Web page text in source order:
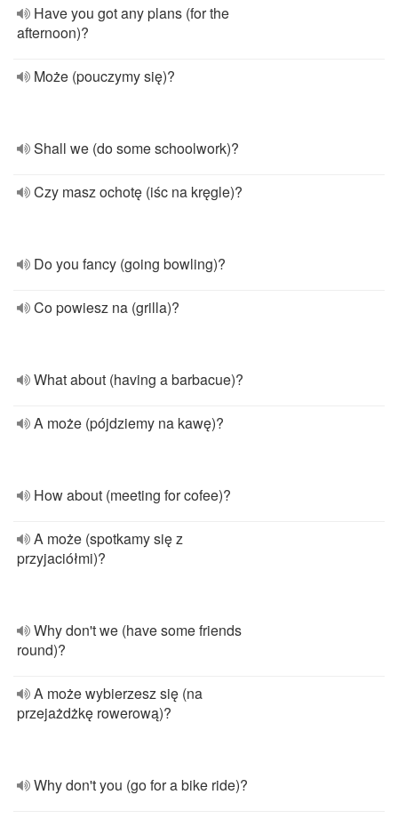
Have you got any plans (for the
afternoon)?
Może (pouczymy się)?
Shall we (do some schoolwork)?
Czy masz ochotę (iśc na kręgle)?
Do you fancy (going bowling)?
Co powiesz na (grilla)?
What about (having a barbacue)?
A może (pójdziemy na kawę)?
How about (meeting for cofee)?
A może (spotkamy się z
przyjaciółmi)?
Why don't we (have some friends
round)?
A może wybierzesz się (na
przejażdżkę rowerową)?
Why don't you (go for a bike ride)?